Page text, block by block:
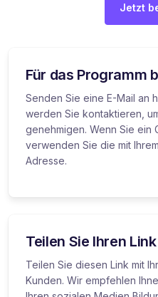
Jetzt
Für das Programm
Senden Sie eine E-Mail an
werden Sie kontaktieren,
genehmigen. Wenn Sie ein
verwenden Sie die mit
Adresse.
Teilen Sie Ihren Link
Teilen Sie diesen Link mit
Kunden. Wir empfehlen